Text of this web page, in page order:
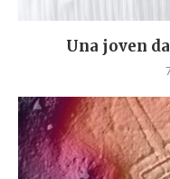
Una joven